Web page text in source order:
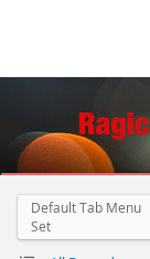
Default Tab Menu
Set